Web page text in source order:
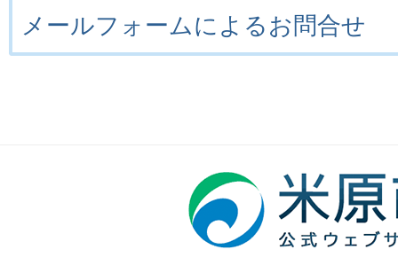
メールフォームによるお問合せ